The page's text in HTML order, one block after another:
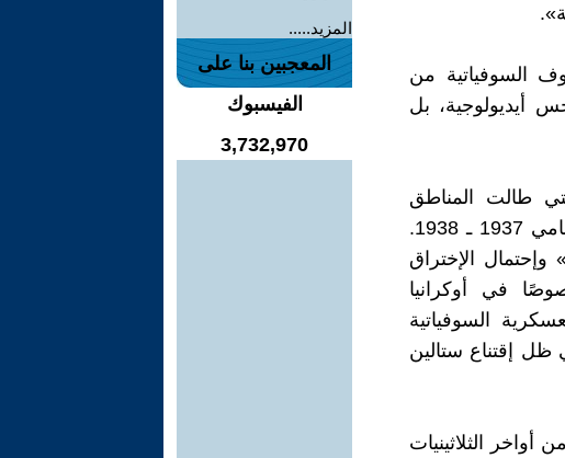
السوفياتية من
أيديولوجية، بل
طالت المناطق
الحدودية الغربية في الثلاثينيات، وكذلك عند «الرعب الكبير» عامي 1937 ـ 1938.
الإختراق
في أوكرانيا
السوفياتية
ظل إقتناع ستالين
الثلاثينيات
المزيد.....
المعجبين بنا على
الفيسبوك
3,732,970